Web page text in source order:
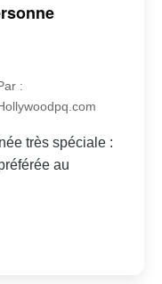
:
très spéciale :
au